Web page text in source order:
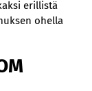
erillistä
ohella